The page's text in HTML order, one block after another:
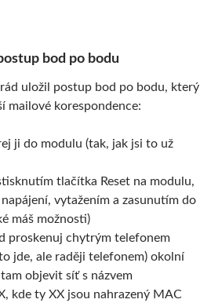
bod po bodu
uložil postup bod po bodu, který
mailové korespondence:
ji do modulu (tak, jak jsi to už
tlačítka Reset na modulu,
vytažením a zasunutím do
máš možnosti)
proskenuj chytrým telefonem
jde, ale raději telefonem) okolní
objevit síť s názvem
kde ty XX jsou nahrazený MAC